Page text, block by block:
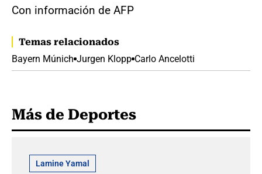
Con información de AFP
Temas relacionados
Bayern Múnich Jurgen Klopp Carlo Ancelotti
Más de Deportes
Lamine Yamal